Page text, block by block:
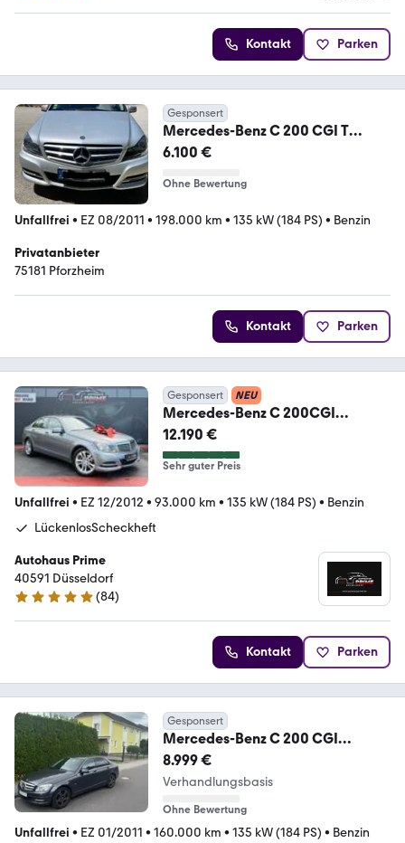
Kontakt Parken
Gesponsert
Mercedes-Benz C 200 CGI T
BlueEFFICIENCY ELEGANCE
6.100 €
Ohne Bewertung
Unfallfrei • EZ 08/2011 • 198.000 km • 135 kW (184 PS) • Benzin
Privatanbieter
75181 Pforzheim
Kontakt Parken
Gesponsert NEU
Mercedes-Benz C 200CGI
BlueEfficiency*Avandgarde*Shd*
12.190 €
Sehr guter Preis
Unfallfrei • EZ 12/2012 • 93.000 km • 135 kW (184 PS) • Benzin
LückenlosScheckheft
Autohaus Prime
40591 Düsseldorf
4.9 Sterne
(84)
Kontakt Parken
Gesponsert
Mercedes-Benz C 200 CGI
BlueEFFICIENCY AVANTG. Autom.
AVAN...
8.999 €
Verhandlungsbasis
Ohne Bewertung
Unfallfrei • EZ 01/2011 • 160.000 km • 135 kW (184 PS) • Benzin